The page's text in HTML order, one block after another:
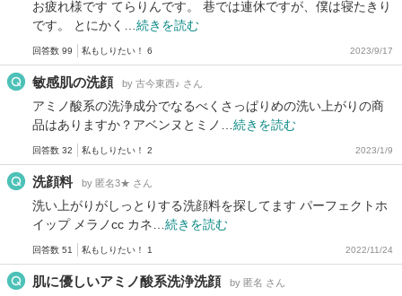
お疲れ様です てらりんです。 巷では連休ですが、僕は寝たきり
です。 とにかく… 続きを読む
回答数 99 私もしりたい！ 6 2023/9/17
敏感肌の洗顔 by 古今東西♪ さん
アミノ酸系の洗浄成分でなるべくさっぱりめの洗い上がりの商
品はありますか？アベンヌとミノ… 続きを読む
回答数 32 私もしりたい！ 2 2023/1/9
洗顔料 by 匿名3★ さん
洗い上がりがしっとりする洗顔料を探してます パーフェクトホ
イップ メラノcc カネ… 続きを読む
回答数 51 私もしりたい！ 1 2022/11/24
肌に優しいアミノ酸系洗浄洗顔 by 匿名 さん